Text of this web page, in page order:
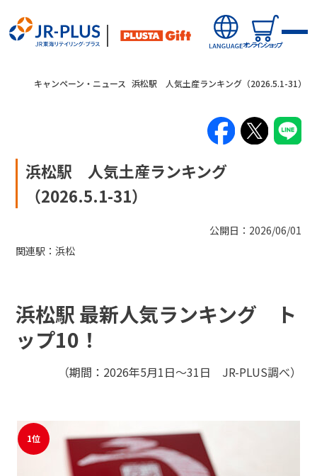
オンラインショップ
新商品
モバイルオーダーサービス
お問い合わせ・FAQ
JR東海MARKET
自社ECサイト
楽天市場
auPayマーケット
キャンペーン・ニュース 浜松駅 人気土産ランキング（2026.5.1-31）
浜松駅 人気土産ランキング
（2026.5.1-31）
関連駅：浜松
公開日：2026/06/01
浜松駅 最新人気ランキング ト
ップ10！
（期間：2026年5月1日～31日 JR-PLUS調べ）
1位